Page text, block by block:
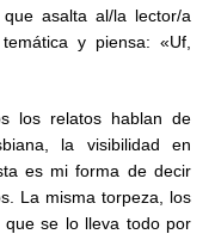
asalta al/la lector/a
y piensa: «Uf,
los relatos hablan de
la visibilidad en
es mi forma de decir
La misma torpeza, los
que se lo lleva todo por